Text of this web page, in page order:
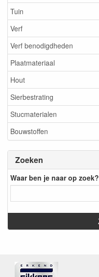
Tuin
Verf
Verf benodigdheden
Plaatmateriaal
Hout
Sierbestrating
Stucmaterialen
Bouwstoffen
Zoeken
Waar ben je naar op zoek?